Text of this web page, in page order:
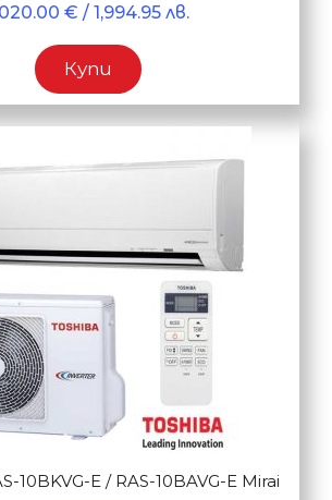
€ / 1,994.95 лв.
Купи
10BKVG-E / RAS-10BAVG-E Mirai